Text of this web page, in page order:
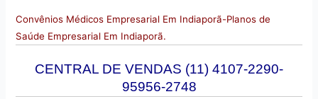
Convênios Médicos Empresarial Em Indiaporã-Planos de
Saúde Empresarial Em Indiaporã.
CENTRAL DE VENDAS (11) 4107-2290-
95956-2748